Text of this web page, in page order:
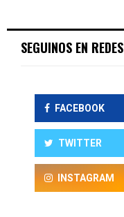
SEGUINOS EN REDES
FACEBOOK
TWITTER
INSTAGRAM